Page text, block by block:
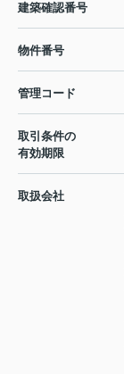
建築確認番号
物件番号
管理コード
取引条件の
有効期限
取扱会社